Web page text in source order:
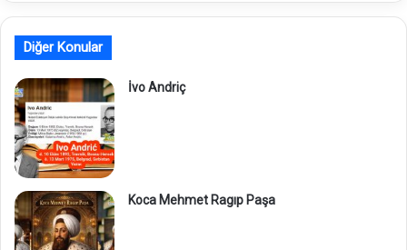
Diğer Konular
İvo Andriç
Koca Mehmet Ragıp Paşa